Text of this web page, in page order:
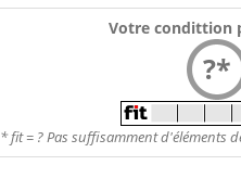
Votre condittion
?*
* fit = ? Pas suffisamment d'éléments